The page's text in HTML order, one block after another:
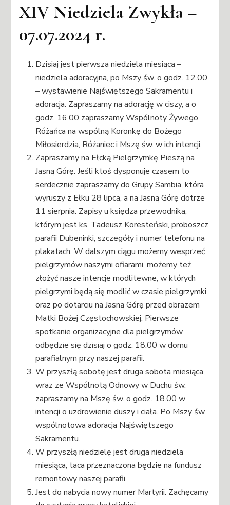
XIV Niedziela Zwykła –
07.07.2024 r.
Dzisiaj jest pierwsza niedziela miesiąca –
niedziela adoracyjna, po Mszy św. o godz. 12.00
– wystawienie Najświętszego Sakramentu i
adoracja. Zapraszamy na adorację w ciszy, a o
godz. 16.00 zapraszamy Wspólnoty Żywego
Różańca na wspólną Koronkę do Bożego
Miłosierdzia, Różaniec i Mszę św. w ich intencji.
Zapraszamy na Ełcką Pielgrzymkę Pieszą na
Jasną Górę. Jeśli ktoś dysponuje czasem to
serdecznie zapraszamy do Grupy Sambia, która
wyruszy z Ełku 28 lipca, a na Jasną Górę dotrze
11 sierpnia. Zapisy u księdza przewodnika,
którym jest ks. Tadeusz Koresteński, proboszcz
parafii Dubeninki, szczegóły i numer telefonu na
plakatach. W dalszym ciągu możemy wesprzeć
pielgrzymów naszymi ofiarami, możemy też
złożyć nasze intencje modlitewne, w których
pielgrzymi będą się modlić w czasie pielgrzymki
oraz po dotarciu na Jasną Górę przed obrazem
Matki Bożej Częstochowskiej. Pierwsze
spotkanie organizacyjne dla pielgrzymów
odbędzie się dzisiaj o godz. 18.00 w domu
parafialnym przy naszej parafii.
W przyszłą sobotę jest druga sobota miesiąca,
wraz ze Wspólnotą Odnowy w Duchu św.
zapraszamy na Mszę św. o godz. 18.00 w
intencji o uzdrowienie duszy i ciała. Po Mszy św.
wspólnotowa adoracja Najświętszego
Sakramentu.
W przyszłą niedzielę jest druga niedziela
miesiąca, taca przeznaczona będzie na fundusz
remontowy naszej parafii.
Jest do nabycia nowy numer Martyrii. Zachęcamy